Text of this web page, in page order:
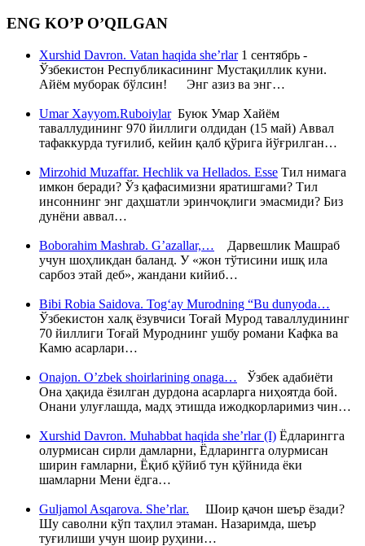
ENG KO’P O’QILGAN
Xurshid Davron. Vatan haqida she’rlar1 сентябрь -
Ўзбекистон Республикасининг Мустақиллик куни.
Айём муборак бўлсин! Энг азиз ва энг…
Umar Xayyom.RuboiylarБуюк Умар Хайём
таваллудининг 970 йиллиги олдидан (15 май) Аввал
тафаккурда туғилиб, кейин қалб қўрига йўғрилган…
Mirzohid Muzaffar. Hechlik va Hellados. Esse Тил нимага
имкон беради? Ўз қафасимизни яратишгами? Тил
инсоннинг энг даҳшатли эринчоқлиги эмасмиди? Биз
дунёни аввал…
Boborahim Mashrab. G’azallar,… Дарвешлик Машраб
учун шоҳликдан баланд. У «жон тўтисини ишқ ила
сарбоз этай деб», жандани кийиб…
Bibi Robia Saidova. Tog‘ay Murodning “Bu dunyoda…
Ўзбекистон халқ ёзувчиси Тоғай Мурод таваллудининг
70 йиллиги Тоғай Муроднинг ушбу романи Кафка ва
Камю асарлари…
Onajon. O’zbek shoirlarining onaga… Ўзбек адабиёти
Она ҳақида ёзилган дурдона асарларга ниҳоятда бой.
Онани улуғлашда, мадҳ этишда ижодкорларимиз чин…
Xurshid Davron. Muhabbat haqida she’rlar (I) Ёдларингга
олурмисан сирли дамларни, Ёдларингга олурмисан
ширин ғамларни, Ёқиб қўйиб тун қўйнида ёки
шамларни Мени ёдга…
Guljamol Asqarova. She’rlar. Шоир қачон шеър ёзади?
Шу саволни кўп таҳлил этаман. Назаримда, шеър
туғилиши учун шоир руҳини…